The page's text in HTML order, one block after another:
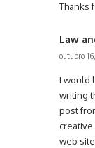
Thanks
Law
outubro
I would
writing
post
web